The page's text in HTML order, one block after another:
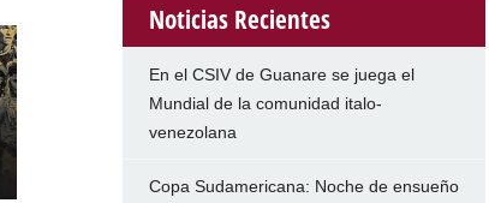
Noticias Recientes
En el CSIV de Guanare se juega el
Mundial de la comunidad italo-
venezolana
Copa Sudamericana: Noche de ensueño